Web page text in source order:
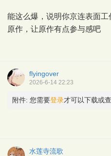
能这么爆，说明你京连表面工
原作，让原作有点参与感吧
flyingover
2026-6-14 22:23
附件: 您需要登录才可以下载或
水莲寺流歌